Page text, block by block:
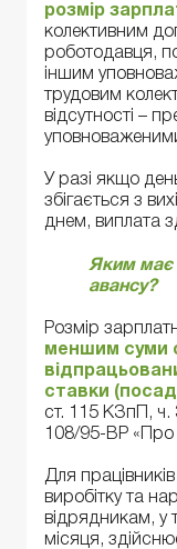
розмір
колективним
роботодавця,
іншим
трудовим
відсутності –
У разі якщо
збігається з
днем, виплата
Яким має
авансу?
Розмір
меншим суми
ставки
ст. 115 КЗпП, ч.
108/95-ВР «Про
Для
виробітку та
відрядникам, у
місяця,